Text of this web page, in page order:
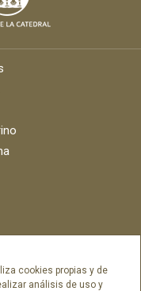
cookies propias y de
análisis de uso y